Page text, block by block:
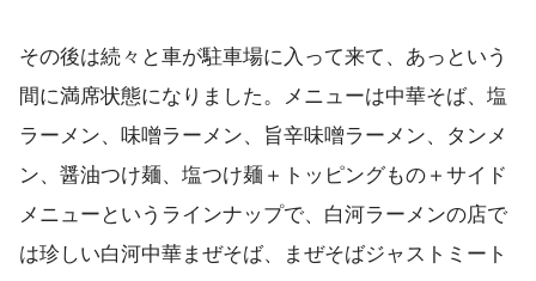
その後は続々と車が駐車場に入って来て、あっという
間に満席状態になりました。メニューは中華そば、塩
ラーメン、味噌ラーメン、旨辛味噌ラーメン、タンメ
ン、醤油つけ麺、塩つけ麺＋トッピングもの＋サイド
メニューというラインナップで、白河ラーメンの店で
は珍しい白河中華まぜそば、まぜそばジャストミート